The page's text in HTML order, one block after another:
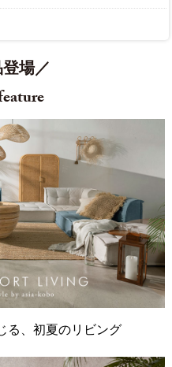
場／
る、初夏のリビング